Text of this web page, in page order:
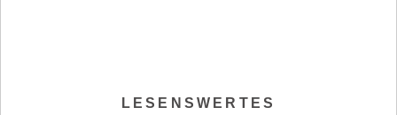
LESENSWERTES